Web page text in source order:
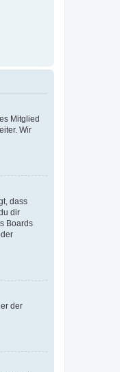
Mitglied
Wir
dass
dir
Boards
der